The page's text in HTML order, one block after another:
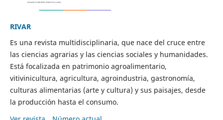
RIVAR
Es una revista multidisciplinaria, que nace del cruce entre
las ciencias agrarias y las ciencias sociales y humanidades.
Está focalizada en patrimonio agroalimentario,
vitivinicultura, agricultura, agroindustria, gastronomía,
culturas alimentarias (arte y cultura) y sus paisajes, desde
la producción hasta el consumo.